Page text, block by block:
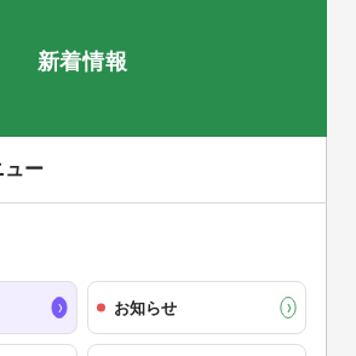
新着情報
ュー
お知らせ